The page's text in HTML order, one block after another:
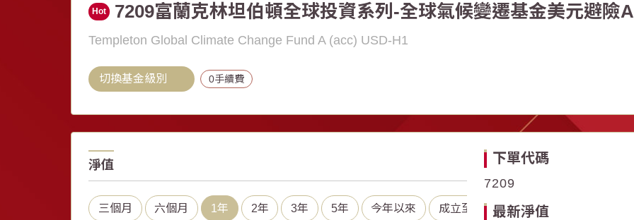
Hot 7209富蘭克林坦伯頓全球投資系列-全球氣候變遷基金美元避險
Templeton Global Climate Change Fund A (acc) USD-H1
切換基金級別 0手續費
淨值
三個月 六個月 1年 2年 3年 5年 今年以來 成立至今
下單代碼
7209
最新淨值